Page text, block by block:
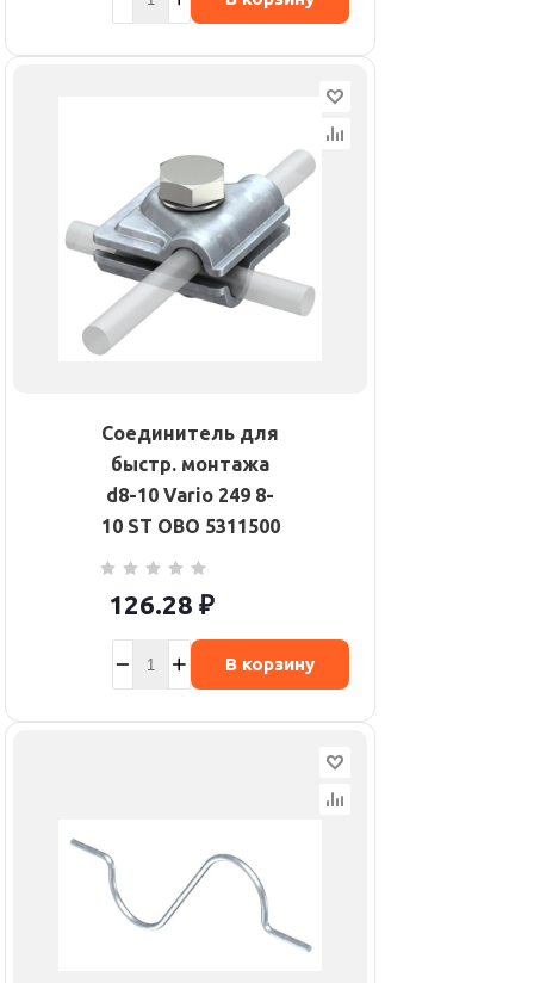
Соединитель для
быстр. монтажа
d8-10 Vario 249 8-
10 ST OBO 5311500
126.28 ₽
В корзину